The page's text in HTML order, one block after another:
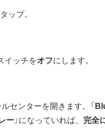
タップ。
イッチをオフにします。
センターを開きます。「
ー 」になっていれば、 完全